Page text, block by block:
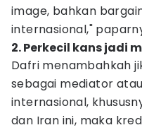
image, bahkan
internasional,"
2. Perkecil kans jadi
Dafri menambahkah
sebagai mediator
internasional,
dan Iran ini, maka